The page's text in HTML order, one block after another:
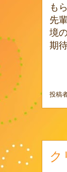
も
先
境
期
投稿
ク